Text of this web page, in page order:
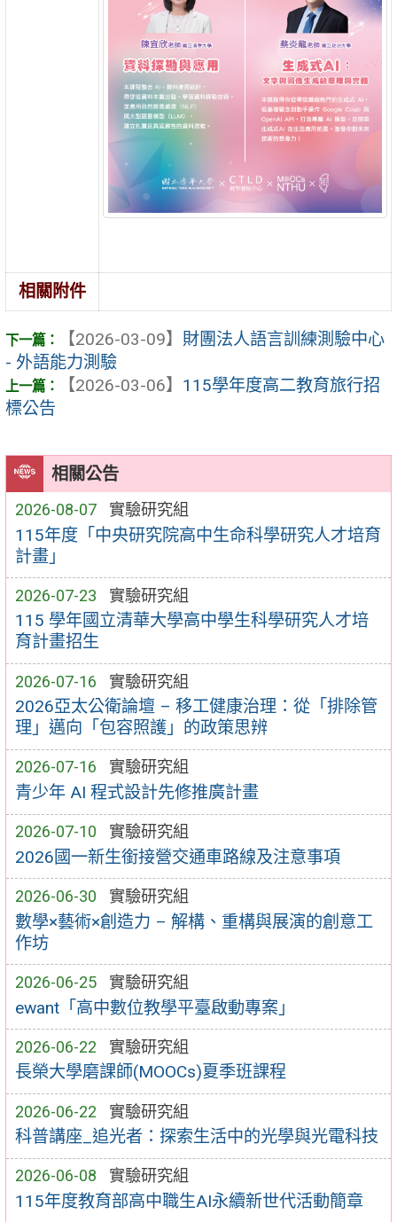
相關公告
2026-08-07 實驗研究組
115年度「中央研究院高中生命科學研究人才培育
計畫」
2026-07-23 實驗研究組
115 學年國立清華大學高中學生科學研究人才培
育計畫招生
2026-07-16 實驗研究組
2026亞太公衛論壇 – 移工健康治理：從「排除管
理」邁向「包容照護」的政策思辨
2026-07-16 實驗研究組
青少年 AI 程式設計先修推廣計畫
2026-07-10 實驗研究組
2026國一新生銜接營交通車路線及注意事項
2026-06-30 實驗研究組
數學×藝術×創造力 – 解構、重構與展演的創意工
作坊
2026-06-25 實驗研究組
ewant「高中數位教學平臺啟動專案」
2026-06-22 實驗研究組
長榮大學磨課師(MOOCs)夏季班課程
2026-06-22 實驗研究組
科普講座_追光者：探索生活中的光學與光電科技
2026-06-08 實驗研究組
115年度教育部高中職生AI永續新世代活動簡章
相關附件
【2026-03-09】 財團法人語言訓練測驗中心
- 外語能力測驗
【2026-03-06】 115學年度高二教育旅行招
標公告